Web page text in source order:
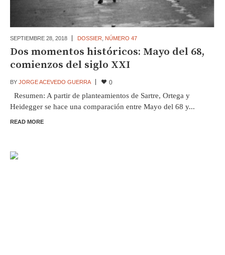
SEPTIEMBRE 28, 2018 DOSSIER NÚMERO 47
Dos momentos históricos: Mayo del 68,
comienzos del siglo XXI
BY JORGE ACEVEDO GUERRA 0
Resumen: A partir de planteamientos de Sartre, Ortega y
Heidegger se hace una comparación entre Mayo del 68 y...
READ MORE